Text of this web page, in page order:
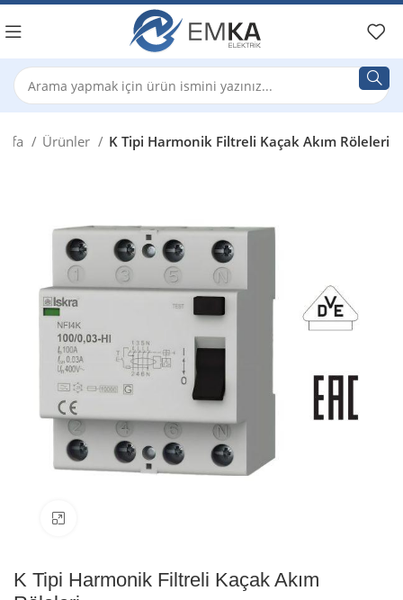
Ürünler K Tipi Harmonik Filtreli Kaçak Akım Röleleri
K Tipi Harmonik Filtreli Kaçak Akım